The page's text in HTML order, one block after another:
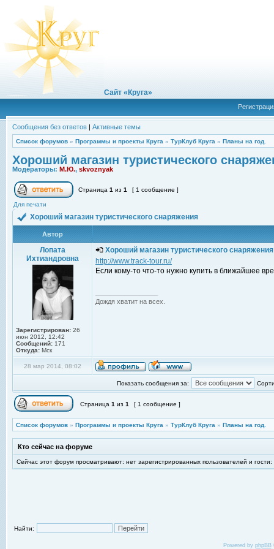
Сайт «Круга»
Сообщения без ответов | Активные темы
Список форумов » Программы и проекты Круга » ТурКлуб Круга » Планы на год.
Хороший магазин туристического
Модераторы: М.Ю., skvoznyak
Страница 1 из 1 [ 1 сообщение ]
Для печати
Хороший магазин туристического снаряжения
Автор
Лопата
Ихтиандровна
Зарегистрирован: 26
июн 2012, 12:42
Сообщений: 171
Откуда: Мск
Хороший магазин туристического снаряжения
http://www.track-tour.ru/
Если кому-то что-то нужно купить в ближайшее
Дождя хватит на всех.
28 мар 2014, 08:02
Показать сообщения за:
Страница 1 из 1 [ 1 сообщение ]
Список форумов » Программы и проекты Круга » ТурКлуб Круга » Планы на год.
Кто сейчас на форуме
Сейчас этот форум просматривают: нет зарегистрированных пользователей и гости:
Найти:
Powered by phpBB